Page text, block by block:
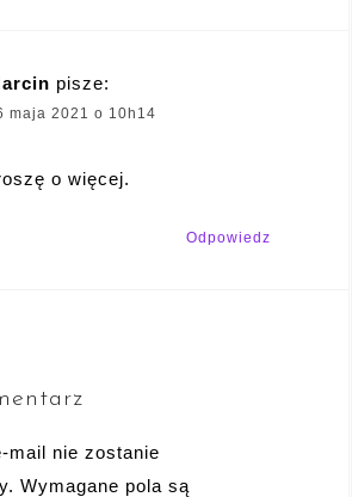
pisze:
maja 2021 o 10h14
o więcej.
Odpowiedz
mail nie zostanie
Wymagane pola są